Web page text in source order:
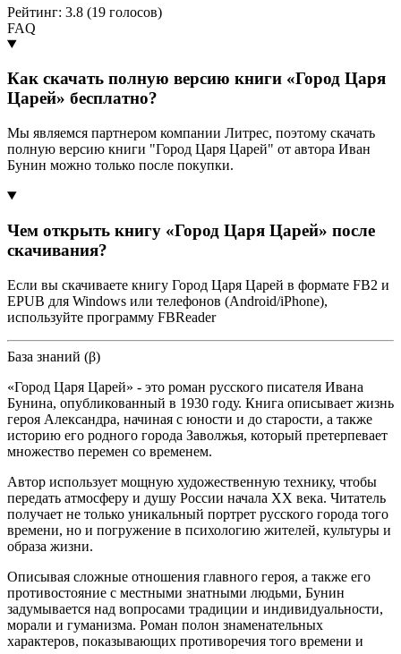
Рейтинг: 3.8 (19 голосов)
FAQ
Как скачать полную версию книги «Город Царя
Царей» бесплатно?
Мы являемся партнером компании Литрес, поэтому скачать
полную версию книги "Город Царя Царей" от автора Иван
Бунин можно только после покупки.
Чем открыть книгу «Город Царя Царей» после
скачивания?
Если вы скачиваете книгу Город Царя Царей в формате FB2 и
EPUB для Windows или телефонов (Android/iPhone),
используйте программу FBReader
База знаний (β)
«Город Царя Царей» - это роман русского писателя Ивана
Бунина, опубликованный в 1930 году. Книга описывает жизнь
героя Александра, начиная с юности и до старости, а также
историю его родного города Заволжья, который претерпевает
множество перемен со временем.
Автор использует мощную художественную технику, чтобы
передать атмосферу и душу России начала XX века. Читатель
получает не только уникальный портрет русского города того
времени, но и погружение в психологию жителей, культуры и
образа жизни.
Описывая сложные отношения главного героя, а также его
противостояние с местными знатными людьми, Бунин
задумывается над вопросами традиции и индивидуальности,
морали и гуманизма. Роман полон знаменательных
характеров, показывающих противоречия того времени и